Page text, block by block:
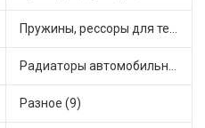
Пружины, рессоры для техники (35)
Радиаторы автомобильные (35)
Разное (9)